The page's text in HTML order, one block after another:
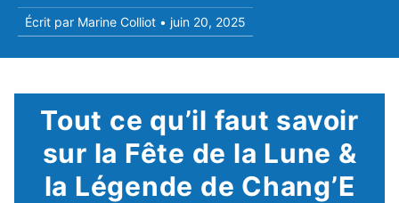
Écrit par Marine Colliot • juin 20, 2025
Tout ce qu’il faut savoir
sur la Fête de la Lune &
la Légende de Chang’E